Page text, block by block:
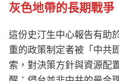
灰色地帶的長期戰爭
這份史汀生中心報告有助
重的政策制定者被「中共
索，對決策方針與資源配